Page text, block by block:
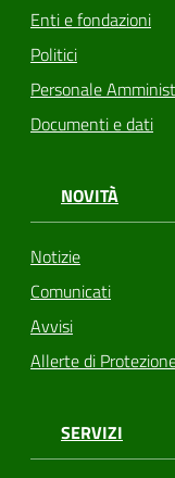
Enti e fondazioni
Politici
Personale
Documenti e dati
NOVITÀ
Notizie
Comunicati
Avvisi
Allerte di
SERVIZI